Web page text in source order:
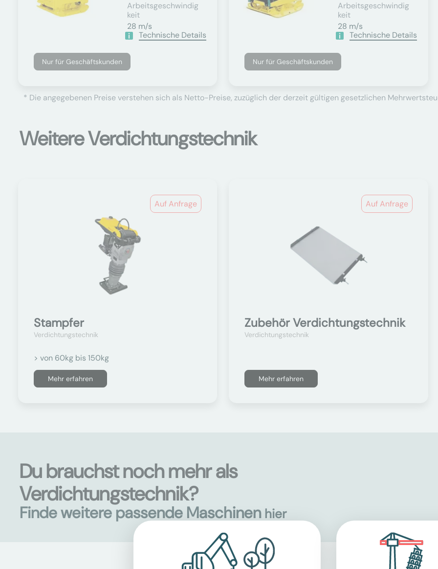
Arbeitsgeschwindig
Keit
28 m/s
Technische Details
Nur für Geschäftskunden
Arbeitsgeschwindig
Keit
28 m/s
Technische Details
Nur für Geschäftskunden
* Die angegebenen Preise verstehen sich als Netto-Preise, zuzüglich der derzeit gültigen gesetzlichen
Weitere Verdichtungstechnik
Auf Anfrage
Stampfer
Verdichtungstechnik
> von 60kg bis 150kg
Mehr erfahren
Auf Anfrage
Zubehör Verdichtungstechnik
Verdichtungstechnik
Mehr erfahren
Du brauchst noch mehr als
Verdichtungstechnik?
Finde weitere passende Maschinen hier